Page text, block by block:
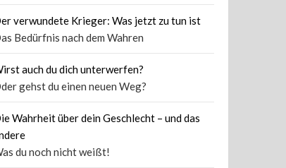
verwundete Krieger: Was jetzt zu tun ist
Bedürfnis nach dem Wahren
auch du dich unterwerfen?
gehst du einen neuen Weg?
Wahrheit über dein Geschlecht – und das
du noch nicht weißt!